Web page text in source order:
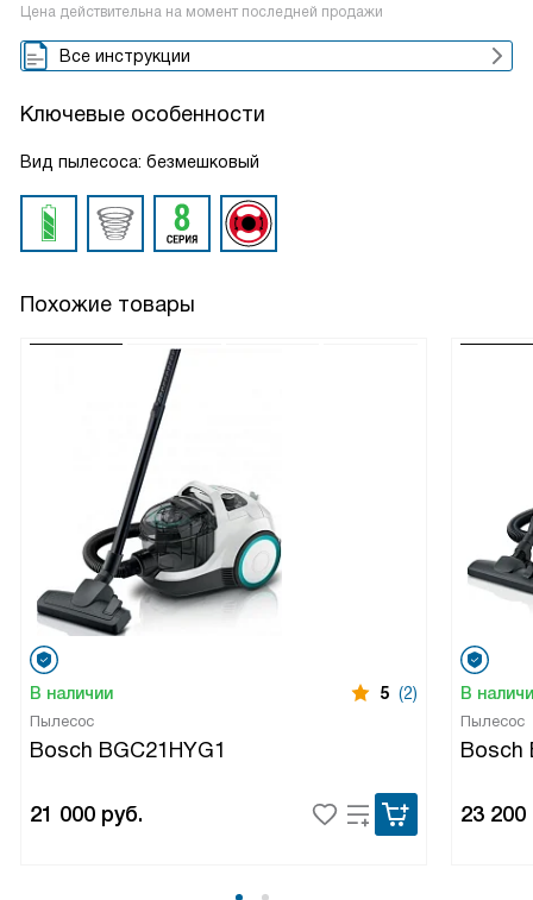
Цена действительна на момент последней продажи
Все инструкции
Ключевые особенности
Вид пылесоса: безмешковый
Похожие товары
В наличии 5 (2)
Пылесос
Bosch BGC21HYG1
21 000 руб.
В
Пылесос
Bosch
23 200